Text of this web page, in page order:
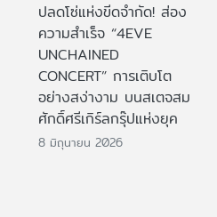
ปลดโซ่แห่งขีดจำกัด! ส่อง
ความสำเร็จ “4EVE
UNCHAINED
CONCERT” การเติบโต
อย่างสง่างาม บนสเตจสม
ศักดิ์ศรีเกิร์ลกรุ๊ปแห่งยุค
8 มิถุนายน 2026